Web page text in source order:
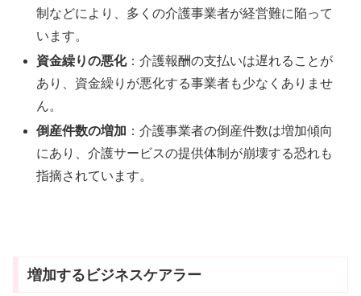
制などにより、多くの介護事業者が経営難に陥って
います。
資金繰りの悪化：介護報酬の支払いは遅れることが
あり、資金繰りが悪化する事業者も少なくありませ
ん。
倒産件数の増加 ：介護事業者の倒産件数は増加傾向
にあり、介護サービスの提供体制が崩壊する恐れも
指摘されています。
増加するビジネスケアラー